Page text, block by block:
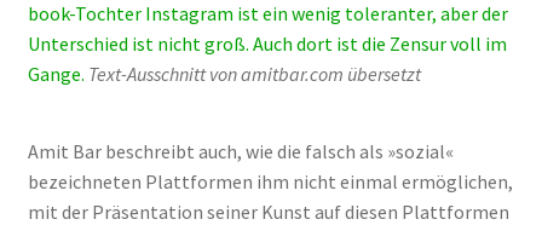
book-Toch­ter Insta­gram ist ein wenig tole­ran­ter, aber der
Unter­schied ist nicht groß. Auch dort ist die Zen­sur voll im
Gan­ge. Text-Aus­schnitt von amitbar.com über­setzt
Amit Bar beschreibt auch, wie die falsch als »sozi­al«
bezeich­ne­ten Platt­for­men ihm nicht ein­mal ermög­li­chen,
mit der Prä­sen­ta­ti­on sei­ner Kunst auf die­sen Platt­for­men